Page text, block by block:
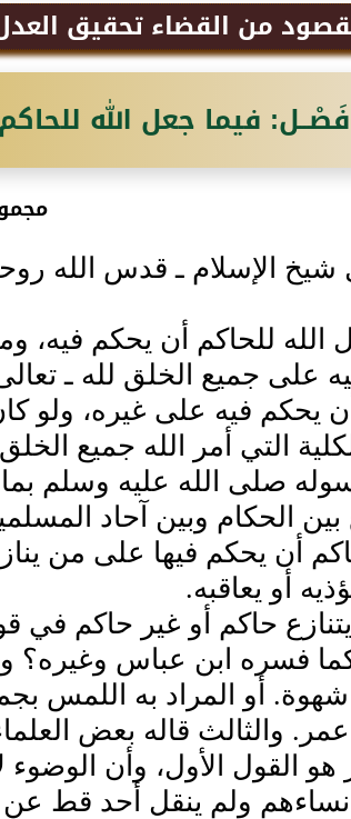
من القضاء تحقيق
فَصْــل: فيما جعل الله
شيخ الإسلام ـ قدس الله
الله للحاكم أن يحكم فيه،
على جميع الخلق لله ـ
يحكم فيه على غيره، ولو
التي أمر الله جميع
صلى الله عليه وسلم بما
بين الحكام وبين آحاد
أن يحكم فيها على من
أو يعاقبه‏.‏
فسره ابن عباس وغيره‏؟‏
شهوة‏.‏ أو المراد به اللمس
والثالث قاله بعض
هو القول الأول، وأن
ولم ينقل أحد قط عن